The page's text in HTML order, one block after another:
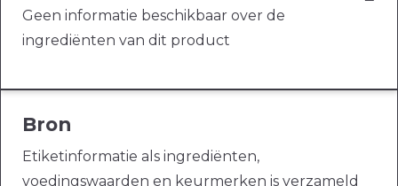
Geen informatie beschikbaar over de
ingrediënten van dit product
Bron
Etiketinformatie als ingrediënten,
voedingswaarden en keurmerken is verzameld